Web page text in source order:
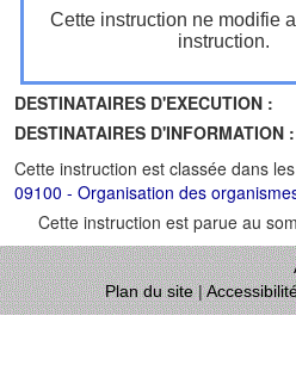
Cette instruction ne modifie
instruction.
DESTINATAIRES D'EXECUTION :
DESTINATAIRES D'INFORMATION :
Cette instruction est classée dans
09100 - Organisation des
Cette instruction est parue au
Plan du site|